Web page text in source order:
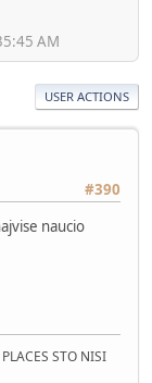
AM
USER ACTIONS
#390
naucio
STO NISI